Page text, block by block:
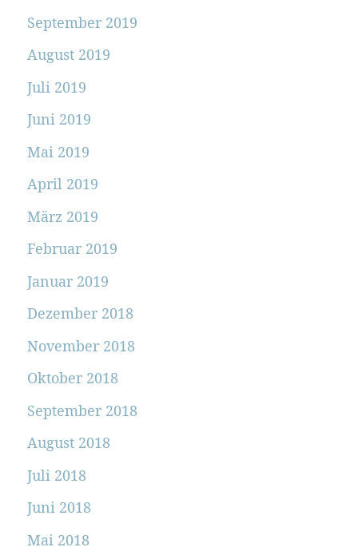
September 2019
August 2019
Juli 2019
Juni 2019
Mai 2019
April 2019
März 2019
Februar 2019
Januar 2019
Dezember 2018
November 2018
Oktober 2018
September 2018
August 2018
Juli 2018
Juni 2018
Mai 2018